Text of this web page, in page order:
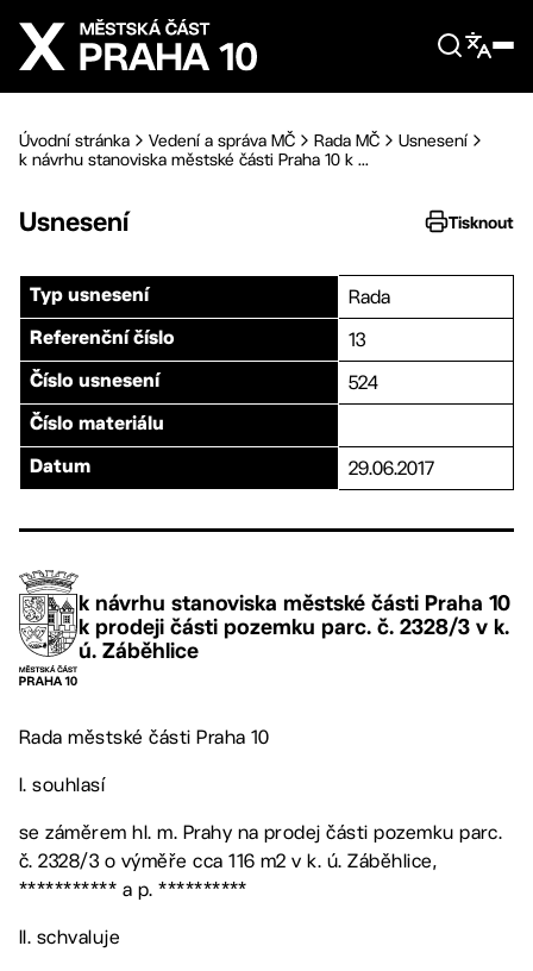
Přejít na hlavní obsah
Úvodní stránka Vedení a správa MČ Rada MČ
Usnesení
k návrhu stanoviska městské části Praha 10 k ...
Usnesení Tisknout
Typ usnesení Rada
Referenční číslo 13
Číslo usnesení 524
Číslo materiálu
Datum 29.06.2017
k návrhu stanoviska městské části Praha 10
k prodeji části pozemku parc. č. 2328/3 v k.
ú. Záběhlice
Rada městské části Praha 10
I. souhlasí
se záměrem hl. m. Prahy na prodej části pozemku parc.
č. 2328/3 o výměře cca 116 m2 v k. ú. Záběhlice,
*********** a p. **********
II. schvaluje